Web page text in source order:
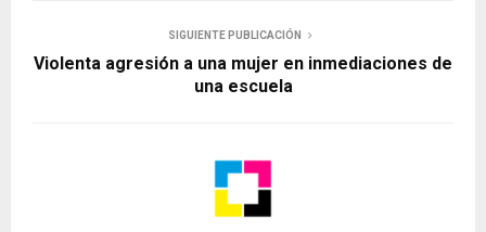
SIGUIENTE PUBLICACIÓN
Violenta agresión a una mujer en inmediaciones de
una escuela